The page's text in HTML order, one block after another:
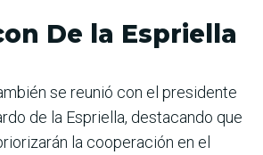
De la Espriella
se reunió con el presidente
de la Espriella, destacando que
la cooperación en el